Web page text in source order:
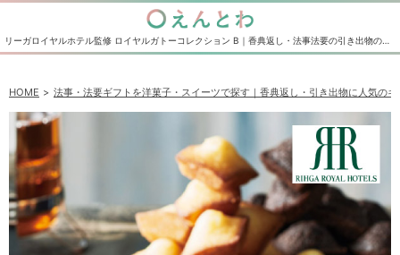
HOME 法事・法要ギフトを洋菓子・スイーツで探す｜香典返し・引き出物に人気のギ